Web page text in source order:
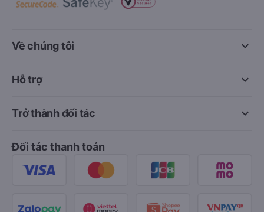
keyboard_arrow_down
Về chúng tôi
keyboard_arrow_down
Hỗ trợ
keyboard_arrow_down
Trở thành đối tác
Đối tác thanh toán